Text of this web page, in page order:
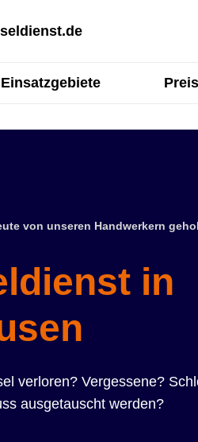
Einsatzgebiete
von unseren Handwerkern
in
verloren? Vergessene?
ausgetauscht werden?